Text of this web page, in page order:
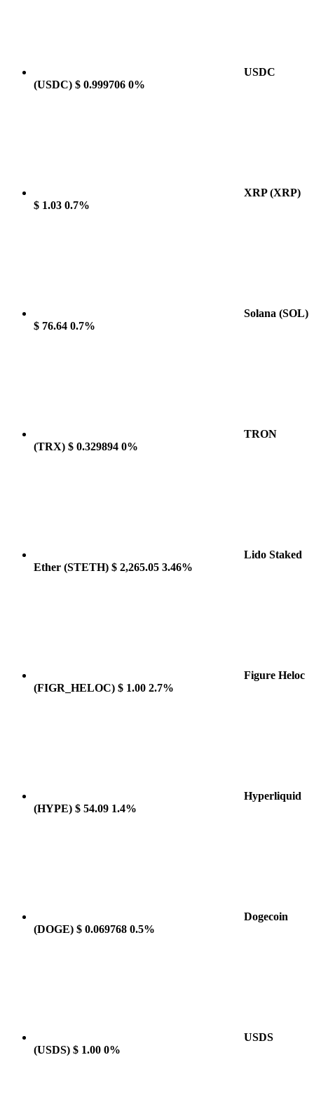
USDC
(USDC) $ 0.999706 0%
XRP(XRP)
$ 1.03 0.7%
Solana (SOL)
$ 76.64 0.7%
TRON
(TRX) $ 0.329894 0%
Lido Staked
Ether (STETH) $ 2,265.05 3.46%
Figure Heloc
(FIGR_HELOC) $ 1.00 2.7%
Hyperliquid
(HYPE) $ 54.09 1.4%
Dogecoin
(DOGE) $ 0.069768 0.5%
USDS
(USDS) $ 1.00 0%